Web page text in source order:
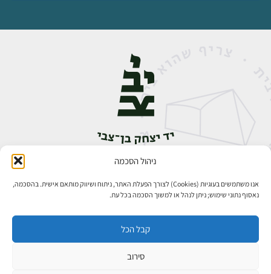
ניהול הסכמה
אנו משתמשים בעוגיות (Cookies) לצורך הפעלת האתר, ניתוח ושיווק מותאם אישית. בהסכמה,
נאסוף נתוני שימוש; ניתן לנהל או למשוך הסכמה בכל עת.
קבל הכל
סירוב
אבן גבירול 14, רחביה, ירושלים